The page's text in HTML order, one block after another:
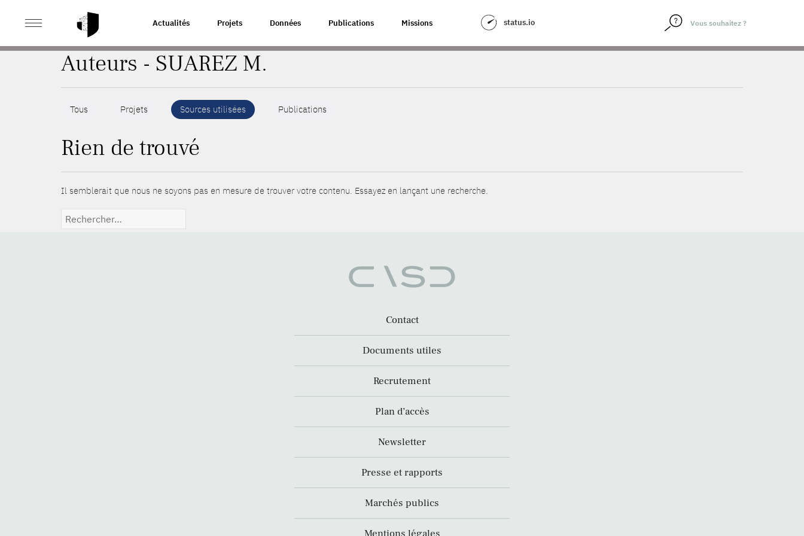
Actualités Projets Données Publications Missions status.io
ACCUEIL
Auteurs - SUAREZ M.
Tous Projets Sources utilisées Publications
Rien de trouvé
Il semblerait que nous ne soyons pas en mesure de trouver votre contenu. Essayez en lançant une recherche.
Rechercher :
Contact
Documents utiles
Recrutement
Plan d’accès
Newsletter
Presse et rapports
Marchés publics